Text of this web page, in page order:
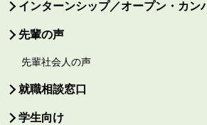
インターンシップ／オープン・カン
先輩の声
先輩社会人の声
就職相談窓口
学生向け